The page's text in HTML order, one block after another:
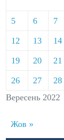
Вересень 2022
5 6 7
12 13 14
19 20 21
26 27 28
Жов »